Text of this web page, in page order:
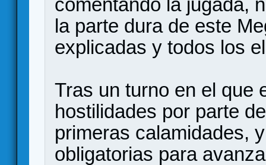
comentando la jugada,
la parte dura de este
explicadas y todos los
Tras un turno en el que
hostilidades por parte
primeras calamidades,
obligatorias para